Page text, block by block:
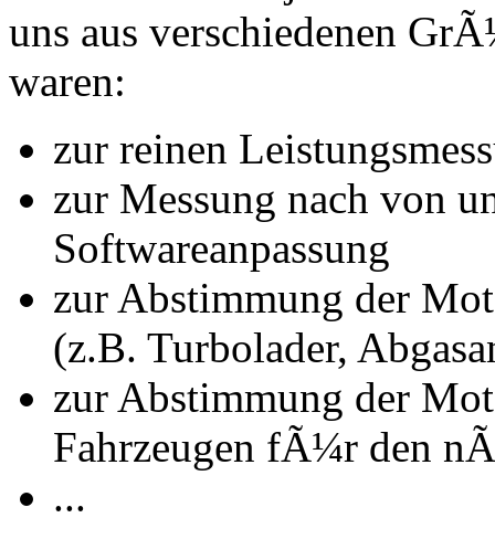
uns aus verschiedenen
waren:
zur reinen
zur Messung nach von
Softwareanpassung
zur Abstimmung der
(z.B. Turbolader,
zur Abstimmung der
Fahrzeugen fÃ¼r den
...